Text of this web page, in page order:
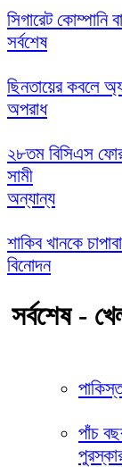
সিগারেট কোম্পানি
সর্বশেষ
ছিনতায়ের কবলে
অপরাধ
২৮তম বিসিএস
সামী
অন্যান্য
শাকিব খানকে
বিনোদন
সর্বশেষ -
পাঁচ